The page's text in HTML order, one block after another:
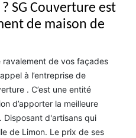
SG Couverture est
de maison de
de vos façades
à l’entreprise de
. C’est une entité
d’apporter la meilleure
d'artisans qui
de Limon. Le prix de ses